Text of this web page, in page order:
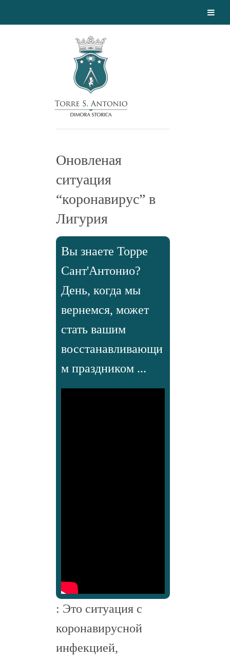
Оновленая
ситуация
“коронавирус” в
Лигурия
Вы знаете Торре
Сант'Антонио?
День, когда мы
вернемся, может
стать вашим
восстанавливающи
м праздником ...
: Это ситуация с
коронавирусной
инфекцией,